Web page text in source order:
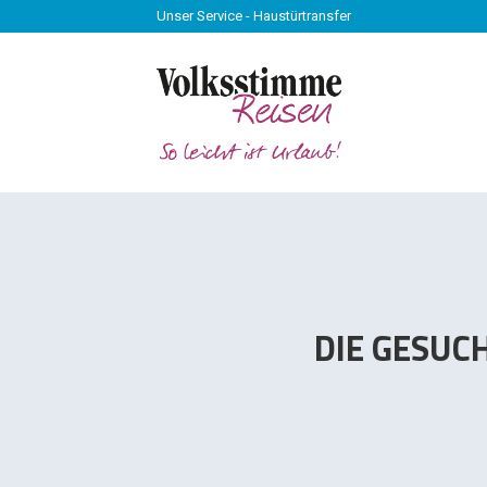
Unser Service - Haustürtransfer
Unser Service - Haustürtransfer
DIE